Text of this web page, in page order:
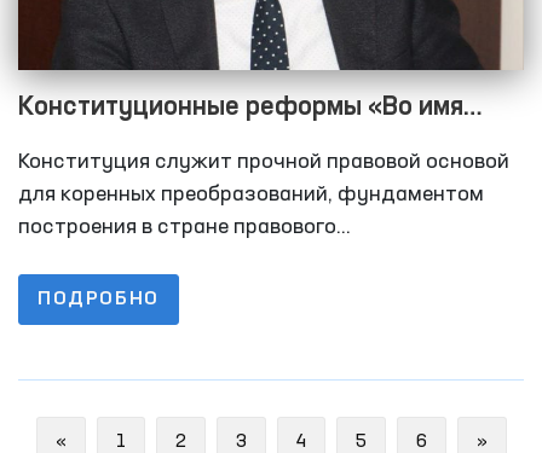
Конституционные реформы «Во имя
достоинства человека»
Конституция служит прочной правовой основой
для коренных преобразований, фундаментом
построения в стране правового
гражданского общества, экономики, основанной
на свободных рыночных отношениях и
жизни, обретения Узбекистаном достойного
ПОДРОБНО
«Previous
1 2 3 4 5 6 »Next